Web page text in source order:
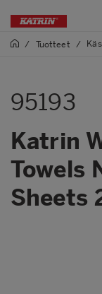
/ Tuotteet /
95193
Katrin
Towels
Sheets